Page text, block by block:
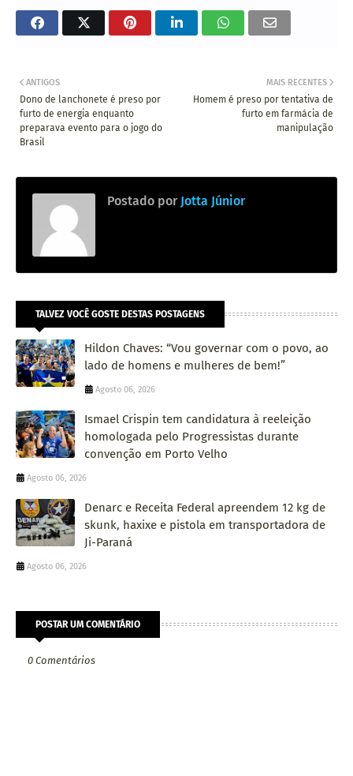
MAIS RECENTES
Homem é preso por tentativa de
furto em farmácia de
manipulação
ANTIGOS
Dono de lanchonete é preso por
furto de energia enquanto
preparava evento para o jogo do
Brasil
Postado por Jotta Júnior
TALVEZ VOCÊ GOSTE DESTAS POSTAGENS
Hildon Chaves: “Vou governar com o povo, ao
lado de homens e mulheres de bem!”
Agosto 06, 2026
Ismael Crispin tem candidatura à reeleição
homologada pelo Progressistas durante
convenção em Porto Velho
Agosto 06, 2026
Denarc e Receita Federal apreendem 12 kg de
skunk, haxixe e pistola em transportadora de
Ji-Paraná
Agosto 06, 2026
POSTAR UM COMENTÁRIO
0 Comentários